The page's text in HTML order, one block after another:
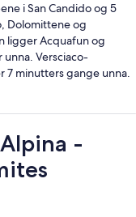
i San Candido og 5
Dolomittene og
ligger Acquafun og
Versciaco-
7 minutters gange unna.
-